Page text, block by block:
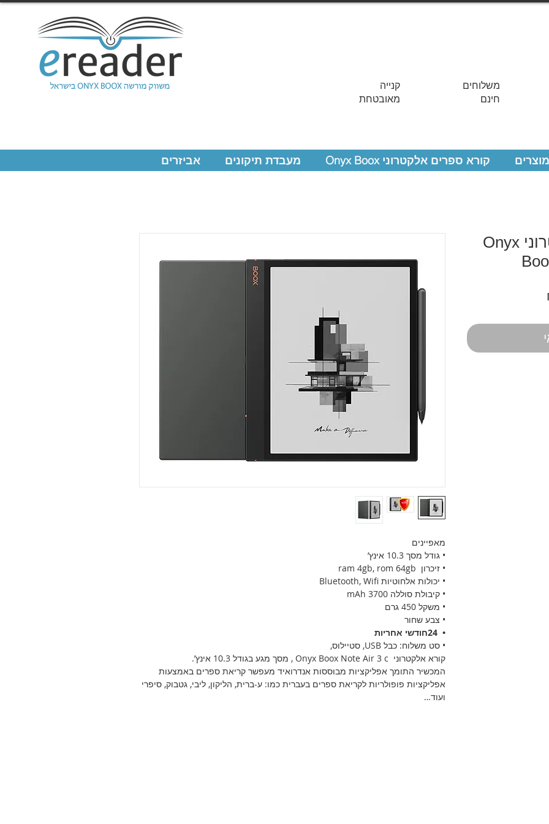
קנייה
מאובטחת
משלוחים
חינם
קורא ספרים אלקטרוני Onyx Boox מעבדת תיקונים אביזרים
מאפיינים
• גודל מסך 10.3 אינץ’
• זיכרון ram 4gb, rom 64gb
• יכולות אלחוטיות Bluetooth, Wifi
• קיבולת סוללה 3700 mAh
• משקל 450 גרם
• צבע שחור
• 24חודשי אחריות
• סט משלוח: כבל USB, סטיילוס,
קורא אלקטרוני Onyx Boox Note Air 3 c , מסך מגע בגודל 10.3 אינץ’.
המכשיר התומך אפליקציות מבוססות אנדרואיד מעפשר קריאת ספרים באמצעות
אפליקציות פופולריות לקריאת ספרים בעברית כמו: ע-ברית, הליקון, ליבי, גטבוק, סיפרי
ועוד…
קורא ספרים אלקטרוני Onyx